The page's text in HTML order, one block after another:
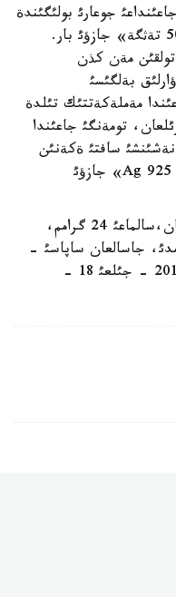
جوعارئ بولئگئندة
شاقانئث نومينالئن كورسةتةتئن «500 تةثگة» جازؤئ بار.
مةن كذن
بةلگئسئ
مةملةكةتتئك تئلدة
تومةنگئ جاعئندا
سافتئ ةكةنئن
جانة سالماعئن كورسةتةتئن «Ag 925 24 gr» جازؤئ
شاقان 925 سافتئ كذمئستةن جاسالعان،سالماعئ 24 گرامم،
* 28،81 م م ولشةمدئ، جاسالعان ساپاسئ -
«proof», تيراجئ 5 مئث دانا. ول 2011 - جئلعئ 18 -